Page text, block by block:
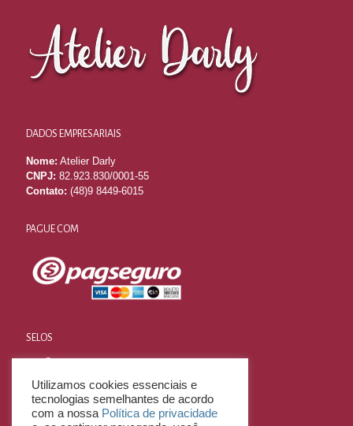
DADOS EMPRESARIAIS
Nome: Atelier Darly
CNPJ: 82.923.830/0001-55
Contato: (48)9 8449-6015
PAGUE COM
SELOS
Utilizamos cookies essenciais e
tecnologias semelhantes de acordo
com a nossa Política de privacidade